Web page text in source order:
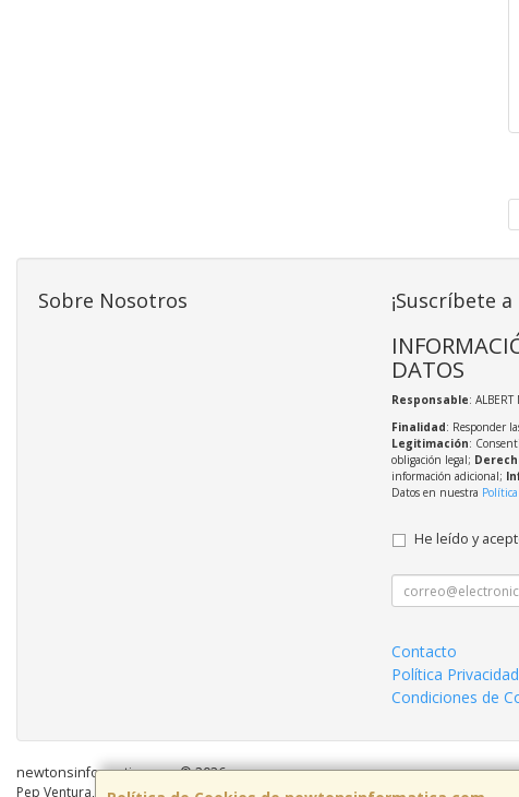
Sobre Nosotros ¡Suscríbete
DATOS
Responsable:
Finalidad: Responder
Legitimación:
obligación legal;
información adicional;
Datos en nuestra
He leído y
Contacto
Política Privacidad
Condiciones de
newtonsinformatica.com © 2026
Pep Ventura, 55 Local 2, 08810, Barcelona, España. - C.I.F.: B59883041 - Tel: